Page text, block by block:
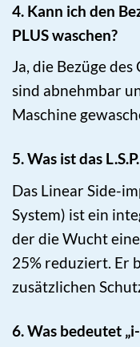
4. Kann ich den
PLUS waschen?
Ja, die Bezüge
sind abnehmbar
Maschine
5. Was ist das
Das Linear Side-
System) ist ein
der die Wucht
25% reduziert. Er
zusätzlichen
6. Was bedeutet „i-